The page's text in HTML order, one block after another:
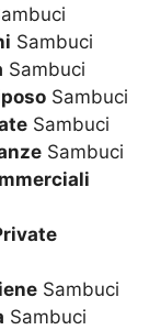
Sambuci
Sambuci
Sambuci
Sambuci
Sambuci
Sambuci
Sambuci